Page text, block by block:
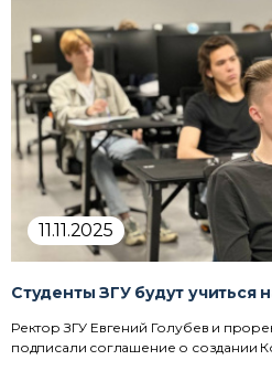
11.11.2025
Студенты ЗГУ будут
Ректор ЗГУ Евгений Голубев и
подписали соглашение о создании